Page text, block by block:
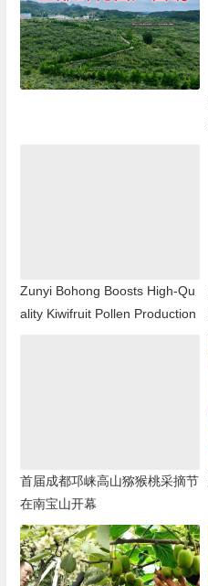
Zunyi Bohong Boosts High-Qu
ality Kiwifruit Pollen Production
首届成都邛崃高山猕猴桃采摘节
在南宝山开幕